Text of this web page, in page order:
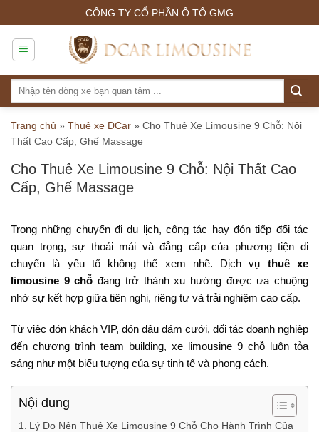
to
content
CÔNG TY CỔ PHẦN Ô TÔ GMG
Tìm
kiếm:
Trang chủ » Thuê xe DCar » Cho Thuê Xe Limousine 9 Chỗ: Nội
Thất Cao Cấp, Ghế Massage
Cho Thuê Xe Limousine 9 Chỗ: Nội Thất Cao
Cấp, Ghế Massage
Trong những chuyến đi du lịch, công tác hay đón tiếp đối tác
quan trọng, sự thoải mái và đẳng cấp của phương tiện di
chuyển là yếu tố không thể xem nhẽ. Dịch vụ thuê xe
limousine 9 chỗ đang trở thành xu hướng được ưa chuộng
nhờ sự kết hợp giữa tiên nghi, riêng tư và trải nghiệm cao cấp.
Từ việc đón khách VIP, đón dâu đám cưới, đối tác doanh nghiệp
đến chương trình team building, xe limousine 9 chỗ luôn tỏa
sáng như một biểu tượng của sự tinh tế và phong cách.
Nội dung
Lý Do Nên Thuê Xe Limousine 9 Chỗ Cho Hành Trình Của